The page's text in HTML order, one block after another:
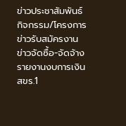
ข่าวประชาสัมพันธ์
กิจกรรม/โครงการ
ข่าวรับสมัครงาน
ข่าวจัดซื้อ-จัดจ้าง
รายงานงบการเงิน
สขร.1